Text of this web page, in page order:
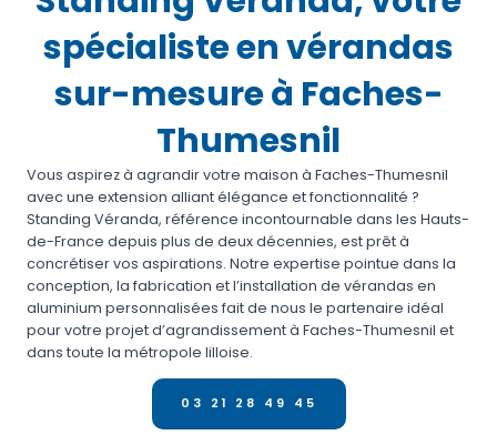
spécialiste en vérandas
sur-mesure à Faches-
Thumesnil
Vous aspirez à agrandir votre maison à Faches-Thumesnil
avec une extension alliant élégance et fonctionnalité ?
Standing Véranda, référence incontournable dans les Hauts-
de-France depuis plus de deux décennies, est prêt à
concrétiser vos aspirations. Notre expertise pointue dans la
conception, la fabrication et l’installation de vérandas en
aluminium personnalisées fait de nous le partenaire idéal
pour votre projet d’agrandissement à Faches-Thumesnil et
dans toute la métropole lilloise.
03 21 28 49 45